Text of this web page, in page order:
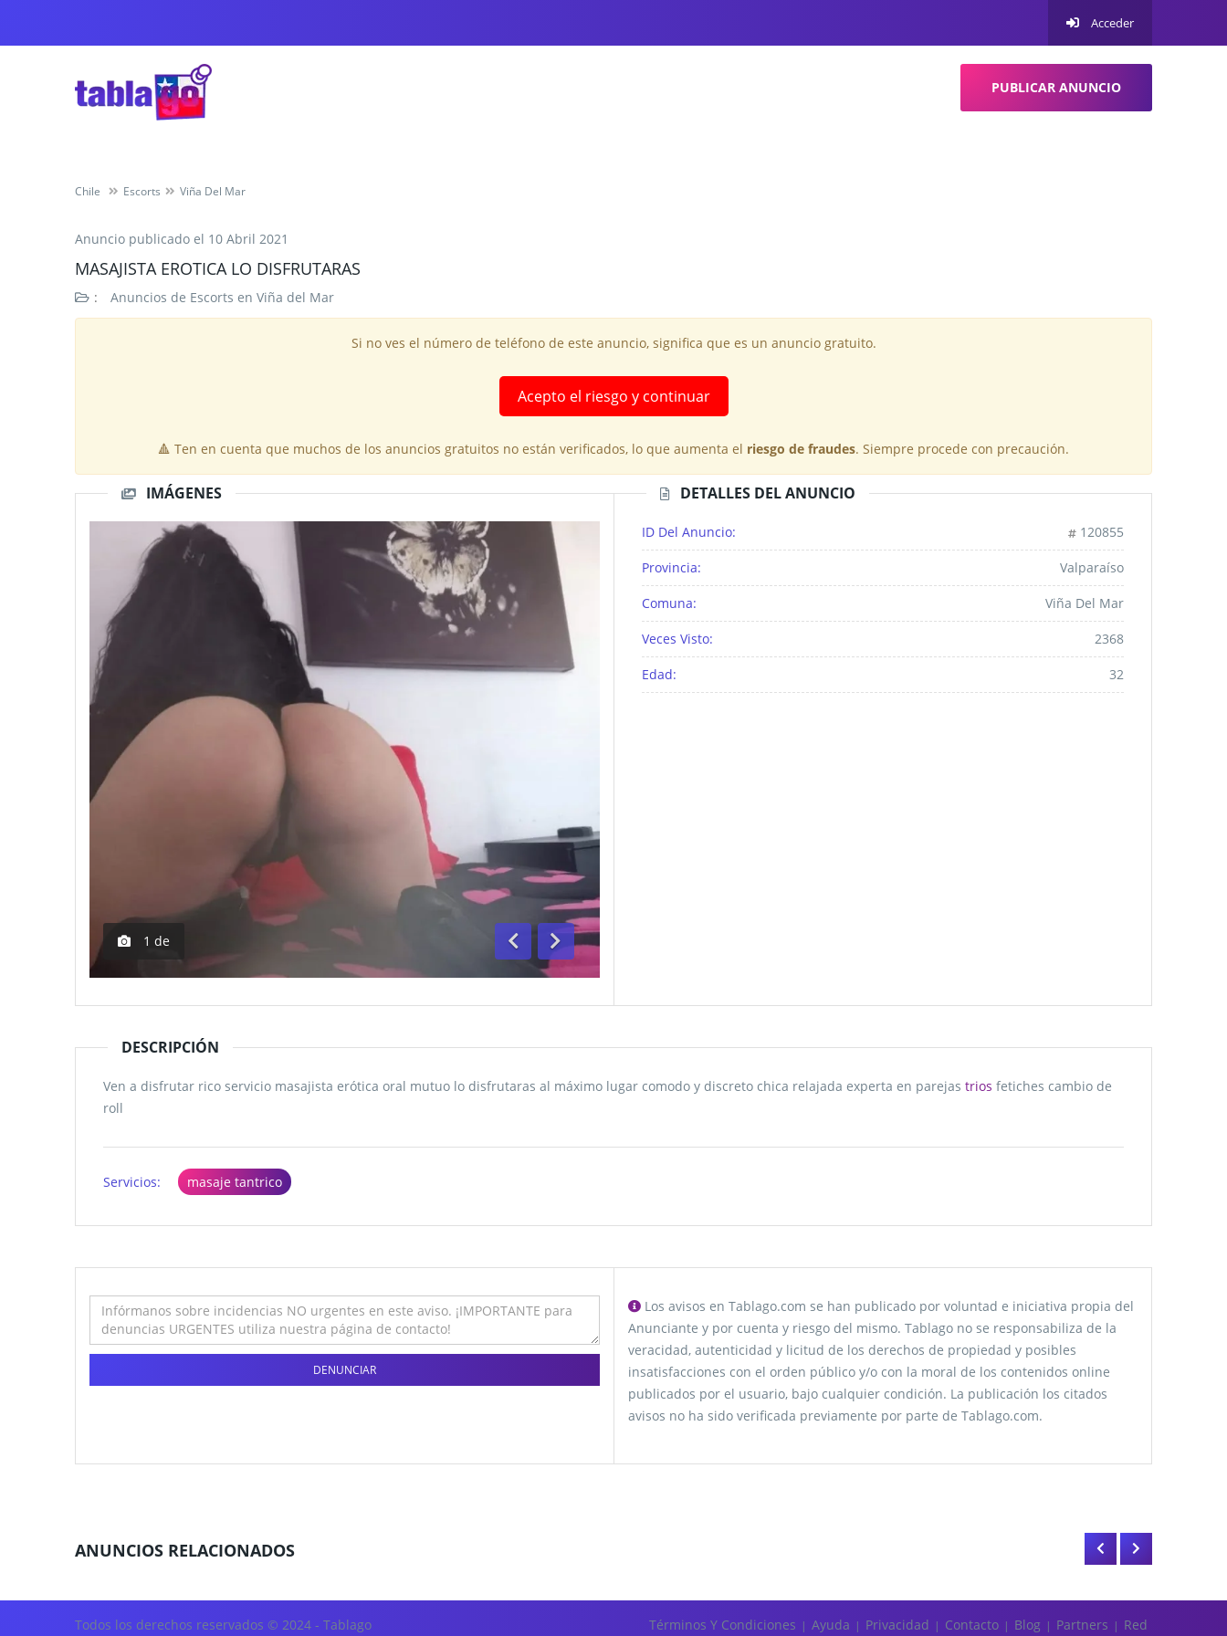
Acceder
PUBLICAR ANUNCIO
Chile Escorts Viña Del Mar
Anuncio publicado el 10 Abril 2021
MASAJISTA EROTICA LO DISFRUTARAS
: Anuncios de Escorts en Viña del Mar
Si no ves el número de teléfono de este anuncio, significa que es un anuncio gratuito.
Acepto el riesgo y continuar
🔺 Ten en cuenta que muchos de los anuncios gratuitos no están verificados, lo que aumenta el riesgo de fraudes. Siempre procede con precaución.
IMÁGENES
1 de
AnteriorSiguiente
DETALLES DEL ANUNCIO
ID Del Anuncio: 120855
Provincia: Valparaíso
Comuna: Viña Del Mar
Veces Visto: 2368
Edad: 32
DESCRIPCIÓN
Ven a disfrutar rico servicio masajista erótica oral mutuo lo disfrutaras al máximo lugar comodo y discreto chica relajada experta en parejas trios fetiches cambio de
roll
Servicios: masaje tantrico
DENUNCIAR
Los avisos en Tablago.com se han publicado por voluntad e iniciativa propia del
Anunciante y por cuenta y riesgo del mismo. Tablago no se responsabiliza de la
veracidad, autenticidad y licitud de los derechos de propiedad y posibles
insatisfacciones con el orden público y/o con la moral de los contenidos online
publicados por el usuario, bajo cualquier condición. La publicación los citados
avisos no ha sido verificada previamente por parte de Tablago.com.
ANUNCIOS RELACIONADOS
Todos los derechos reservados © 2024 - Tablago Términos Y Condiciones Ayuda Privacidad Contacto Blog Partners Red